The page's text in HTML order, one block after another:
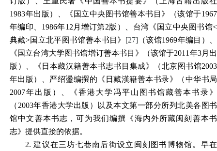
1983年出版）、《国立中央图书馆善本书目》（该馆于1967
年编印、1986年12月增订第2版）、台湾《国立中央图书馆<
典藏>国立北平图书馆善本书目》 [27]（该馆1969年编目）、
《国立台湾大学图书馆增订善本书目》（该馆于2011年3月出
版）、《日本藏汉籍善本书志书目集成》（北京图书馆2003
年出版）、严绍璗编撰的《日藏漢籍善本书录》（中华书局
2007年出版）、《香港大学冯平山图书馆藏善本书录》
（2003年香港大学出版）以及本文第一部分所列北美各图书
馆中文善本书志，可为我们编撰《海内外所藏闽刻善本书
志》提供直接的依据。
2.建议在三坊七巷南后街设立闽刻图书博物馆。早在